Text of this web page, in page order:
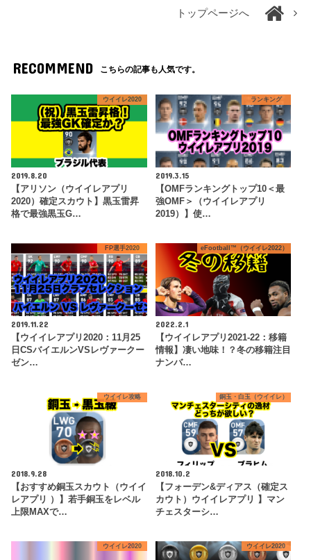
トップページへ
RECOMMEND こちらの記事も人気です。
ウイイレ2020
2019.8.20
【アリソン（ウイイレアプリ
2020）確定スカウト】黒玉雷昇
格で最強黒玉G…
ランキング
2019.3.15
【OMFランキングトップ10＜最
強OMF＞（ウイイレアプリ
2019）】使…
FP選手2020
2019.11.22
【ウイイレアプリ2020：11月25
日CSバイエルンVSレヴァークー
ゼン…
eFootball™（ウイイレ2022）
2022.2.1
【ウイイレアプリ2021-22：移籍
情報】凄い地味！？冬の移籍注目
ナンバ…
ウイイレ攻略
2018.9.28
【おすすめ銅玉スカウト（ウイイ
レアプリ ）】若手銅玉をレベル
上限MAXで…
銅玉・白玉（ウイイレ）
2018.10.2
【フォーデン&ディアス（確定ス
カウト）ウイイレアプリ 】マン
チェスターシ…
ウイイレ2020 ウイイレ2020